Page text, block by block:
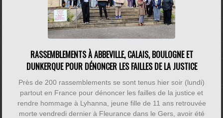
RASSEMBLEMENTS À ABBEVILLE, CALAIS, BOULOGNE ET
DUNKERQUE POUR DÉNONCER LES FAILLES DE LA JUSTICE
Près de 200 rassemblements se sont tenus hier soir (lundi)
partout en France pour dénoncer les failles de la justice et
rendre hommage à Lyhanna, jeune fille de 11 ans retrouvée
morte vendredi dernier à Fleurance dans le Gers, avoir été